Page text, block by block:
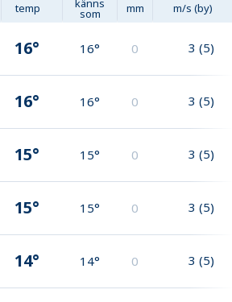
temp känns
som mm m/s (by)
16° 16° 0 3 (5)
16° 16° 0 3 (5)
15° 15° 0 3 (5)
15° 15° 0 3 (5)
14° 14° 0 3 (5)